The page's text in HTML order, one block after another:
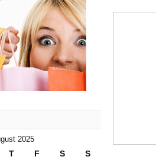
2025
T F S S